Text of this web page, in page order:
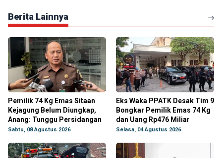
Berita Lainnya
Pemilik 74 Kg Emas Sitaan
Kejagung Belum Diungkap,
Anang: Tunggu Persidangan
Sabtu, 08 Agustus 2026
Eks Waka PPATK Desak Tim 9
Bongkar Pemilik Emas 74 Kg
dan Uang Rp476 Miliar
Selasa, 04 Agustus 2026